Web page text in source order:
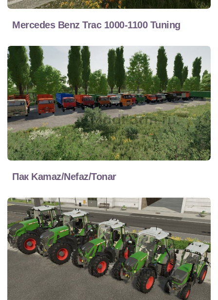
Mercedes Benz Trac 1000-1100 Tuning
Пак Kamaz/Nefaz/Tonar